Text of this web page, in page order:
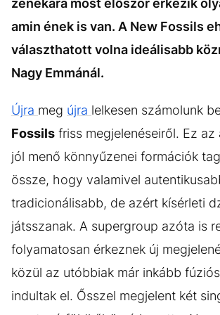
zenekara most először érkezik
amin ének is van. A New Fossils
választhatott volna ideálisabb
Nagy Emmánál.
Újra meg újra lelkesen számolunk
Fossils friss megjelenéseiről. Ez az
jól menő könnyűzenei formációk
össze, hogy valamivel
tradicionálisabb, de azért kísérleti
játsszanak. A supergroup azóta is
folyamatosan érkeznek új
közül az utóbbiak már inkább
indultak el. Ősszel megjelent két